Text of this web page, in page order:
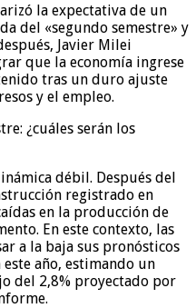
la expectativa de un
del «segundo semestre» y
Javier Milei
que la economía ingrese
tras un duro ajuste
y el empleo.
débil. Después del
registrado en
en la producción de
En este contexto, las
a la baja sus pronósticos
año, estimando un
del 2,8% proyectado por